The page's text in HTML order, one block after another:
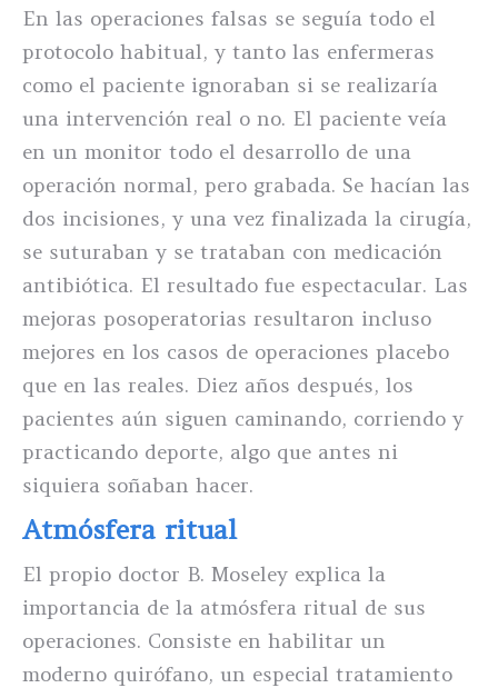
En las operaciones falsas se seguía todo el
protocolo habitual, y tanto las enfermeras
como el paciente ignoraban si se realizaría
una intervención real o no. El paciente veía
en un monitor todo el desarrollo de una
operación normal, pero grabada. Se hacían las
dos incisiones, y una vez finalizada la cirugía,
se suturaban y se trataban con medicación
antibiótica. El resultado fue espectacular. Las
mejoras posoperatorias resultaron incluso
mejores en los casos de operaciones placebo
que en las reales. Diez años después, los
pacientes aún siguen caminando, corriendo y
practicando deporte, algo que antes ni
siquiera soñaban hacer.
Atmósfera ritual
El propio doctor B. Moseley explica la
importancia de la atmósfera ritual de sus
operaciones. Consiste en habilitar un
moderno quirófano, un especial tratamiento